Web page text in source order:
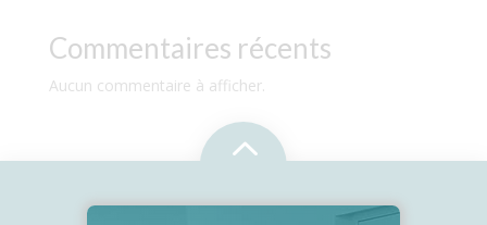
Commentaires récents
Aucun commentaire à afficher.
2